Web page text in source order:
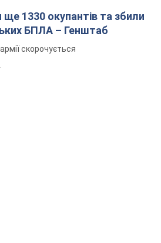
ще 1330 окупантів та збили
БПЛА – Генштаб
скорочується